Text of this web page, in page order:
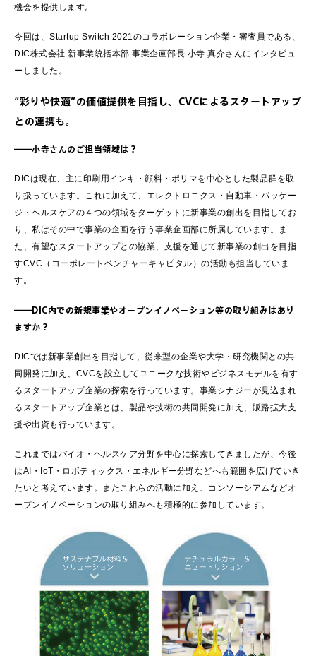
機会を提供します。
今回は、Startup Switch 2021のコラボレーション企業・審査員である、
DIC株式会社 新事業統括本部 事業企画部長 小寺 真介さんにインタビュ
ーしました。
“彩りや快適”の価値提供を目指し、CVCによるスタートアップ
との連携も。
――小寺さんのご担当領域は？
DICは現在、主に印刷用インキ・顔料・ポリマを中心とした製品群を取
り扱っています。これに加えて、エレクトロニクス・自動車・パッケー
ジ・ヘルスケアの４つの領域をターゲットに新事業の創出を目指してお
り、私はその中で事業の企画を行う事業企画部に所属しています。ま
た、有望なスタートアップとの協業、支援を通じて新事業の創出を目指
すCVC（コーポレートベンチャーキャピタル）の活動も担当していま
す。
――DIC内での新規事業やオープンイノベーション等の取り組みはあり
ますか？
DICでは新事業創出を目指して、従来型の企業や大学・研究機関との共
同開発に加え、CVCを設立してユニークな技術やビジネスモデルを有す
るスタートアップ企業の探索を行っています。事業シナジーが見込まれ
るスタートアップ企業とは、製品や技術の共同開発に加え、販路拡大支
援や出資も行っています。
これまではバイオ・ヘルスケア分野を中心に探索してきましたが、今後
はAI・IoT・ロボティックス・エネルギー分野などへも範囲を広げていき
たいと考えています。またこれらの活動に加え、コンソーシアムなどオ
ープンイノベーションの取り組みへも積極的に参加しています。